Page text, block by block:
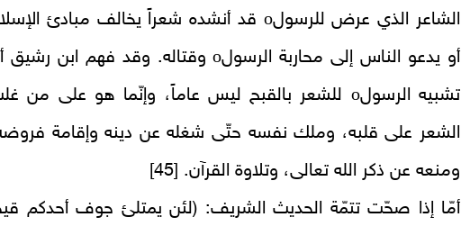
الشاعر الذي عرض للرسولo قد أنشده شعراً يخالف مبادئ
أو يدعو الناس إلى محاربة الرسولoوقتاله. وقد فهم ابن رشيق
تشبيه الرسولo للشعر بالقبح ليس عاماً، وإنّما هو على من
الشعر على قلبه، وملك نفسه حتّى شغله عن دينه وإقامة
ومنعه عن ذكر الله تعالى، وتلاوة القرآن. [45]
أمّا إذا صحّت تتمّة الحديث الشريف: (لئن يمتلئ جوف أحدكم